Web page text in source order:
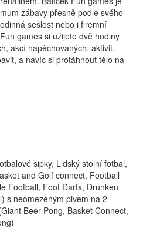
zábavy přesně podle svého
sešlost nebo i firemní
games si užijete dvě hodiny
akcí napěchovaných, aktivit.
a navíc si protáhnout tělo na
šipky, Lidský stolní fotbal,
and Golf connect, Football
Football, Foot Darts, Drunken
s neomezeným pivem na 2
Beer Pong, Basket Connect,